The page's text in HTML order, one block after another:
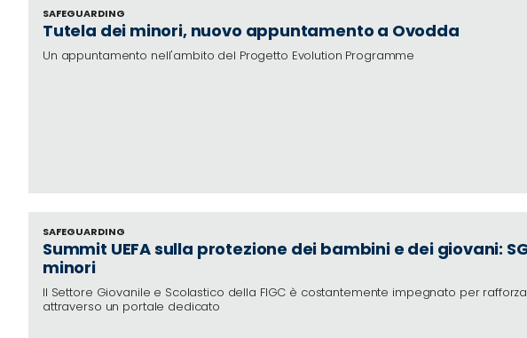
SAFEGUARDING
Tutela dei minori, nuovo appuntamento a Ovodda
Un appuntamento nell'ambito del Progetto Evolution Programme
SAFEGUARDING
Summit UEFA sulla protezione dei bambini e dei giovani:
minori
Il Settore Giovanile e Scolastico della FIGC è costantemente impegnato per
attraverso un portale dedicato